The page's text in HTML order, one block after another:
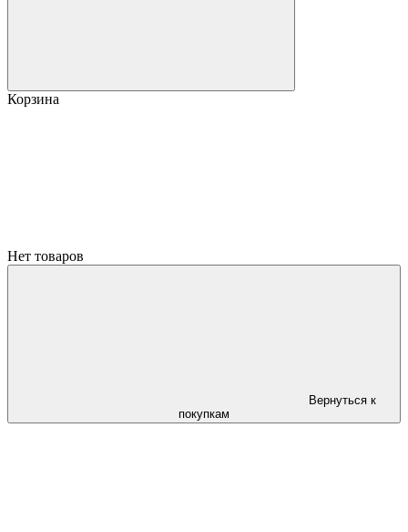
Корзина
Нет товаров
Вернуться к
покупкам